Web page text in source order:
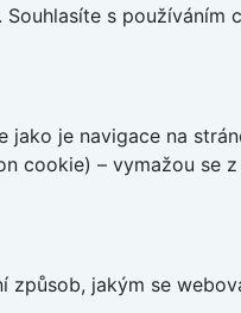
s používáním
je navigace na
cookie) – vymažou se
jakým se